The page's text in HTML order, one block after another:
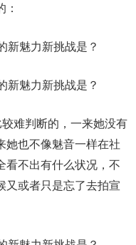
难判断的，一来她没有
她也不像魅音一样在社
看不出有什么状况，不
又或者只是忘了去拍宣